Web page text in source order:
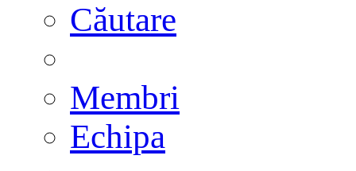
Căutare
Membri
Echipa